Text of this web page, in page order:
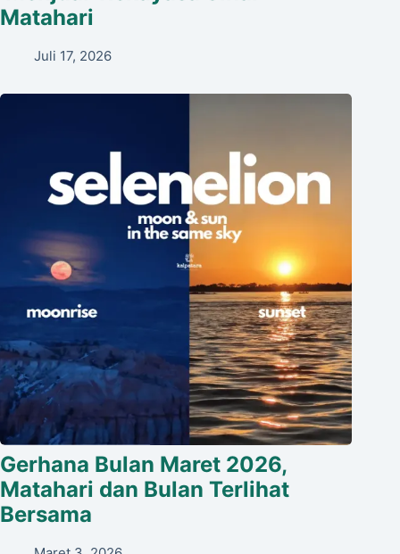
Matahari
Juli 17, 2026
Gerhana Bulan Maret 2026,
Matahari dan Bulan Terlihat
Bersama